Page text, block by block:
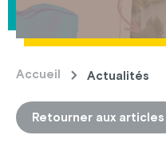
Accueil Actualités
Retourner aux articles